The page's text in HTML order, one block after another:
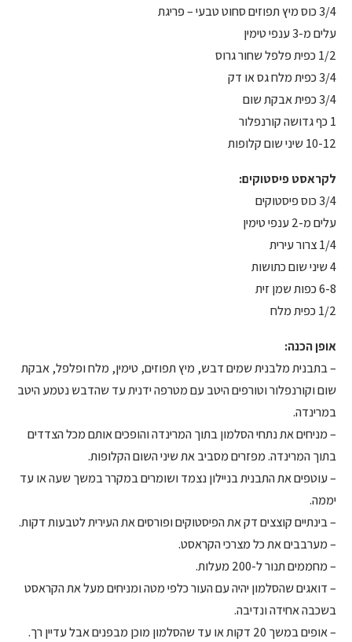
3/4 כוס מיץ תפוזים סחוט טבעי – פריגת
עלים מ-3 ענפי טימין
1/2 כפית פלפל שחור גרוס
3/4 כפית מלח גס או דק
3/4 כפית אבקת שום
1 כף גדושה קורנפלור
10-12 שיני שום קלופות
לקראסט פיסטוקים:
3/4 כוס פיסטוקים
עלים מ-2 ענפי טימין
1/4 צרור עירית
4 שיני שום כתושות
6-8 כפות שמן זית
1/2 כפית מלח
אופן הכנה:
– בתבנית מלבנית שמים דבש, מיץ תפוזים, טימין, מלח ופלפל, אבקת
שום וקורנפלור וטורפים היטב עם מטרפה ידנית עד שהדבש נטמע היטב
במרינדה.
– מניחים את נתחי הסלמון בתוך המרינדה והופכים אותם מכל הצדדים
בתוך המרינדה. מפזרים מסביב את שיני השום הקלופות.
– עוטפים את התבנית בניילון נצמד ושומרים במקרר במשך שעה או עד
יממה.
– בינתיים קוצצים דק את הפיסטוקים ופורסים את העירית לטבעות דקות.
– מערבבים את כל מצרכי הקראסט.
– מחממים תנור ל-200 מעלות.
– דואגים שהסלמון יהיה עם העור כלפי מטה ומניחים מעל את הקראסט
בשכבה אחידה ונדיבה.
– אופים במשך 20 דקות או עד שהסלמון מוכן מבפנים אבל עדיין רך.